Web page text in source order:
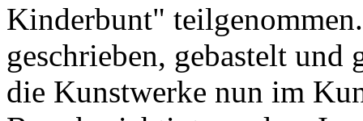
Kinderbunt"
geschrieben, gebastelt
die Kunstwerke nun im